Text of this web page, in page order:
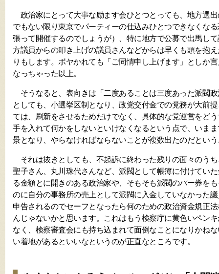
政治家にとって大事な励ます会ひとつとっても、地方選
でもない限り東京でパーティーの仕込みひとつできなくな
張って開催するのでしょうが）、特に地方で公募で出馬し
方議員からの叩き上げの議員さんなどからは早くも頭を抱
りもします。ボヤかれても「ご同情申し上げます」としか
なっちゃった以上。
そうなると、表向きは「二度あることは三度あった派閥
としても、小選挙区制となり、政党交付金での党務が大前
ては、刷新をさせるためだけでなく、具体的な党運営をど
手を入れて何かをしないといけなくなるという点で、いま
景となり、やらなければならないことが複数出たのだとい
それは抜きとしても、不起訴に終わった残りの面々のう
聖子さん、丸川珠代さんなど、派閥として帳簿に付けてい
る金額とに開きのある政治家や、そもそも派閥のパー券を
のに自分の事務所の売上として派閥に入金していなかった
申告されるのでセーフとなったら何のための政治資金規正
んじゃないかと思います。これはもう検察庁に黄色いペン
なく、検察審査会にも持ち込まれて面倒なことになりかね
い着地があるといいなというのが正直なところです。